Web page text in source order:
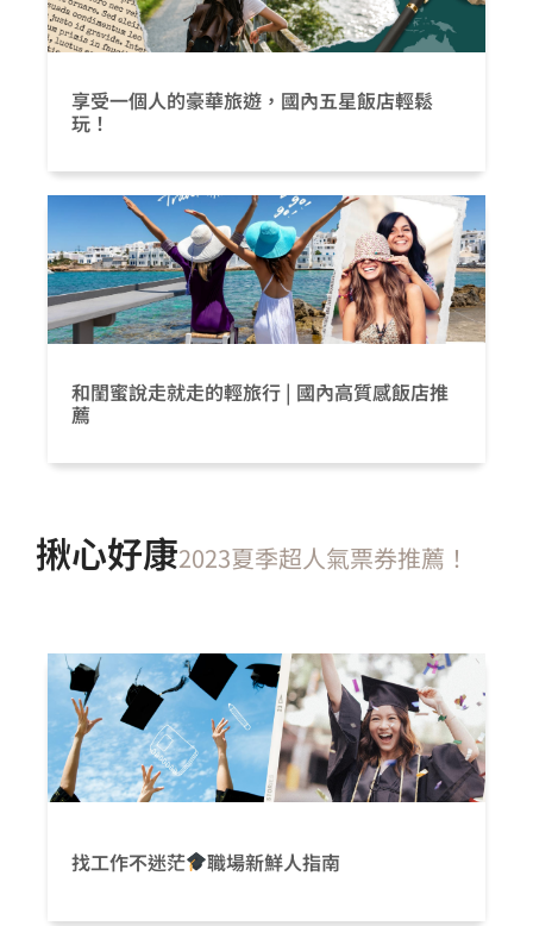
享受一個人的豪華旅遊，國內五星飯店輕鬆
玩！
和閨蜜說走就走的輕旅行 | 國內高質感飯店推
薦
揪心好康2023夏季超人氣票券推薦！
找工作不迷茫 職場新鮮人指南